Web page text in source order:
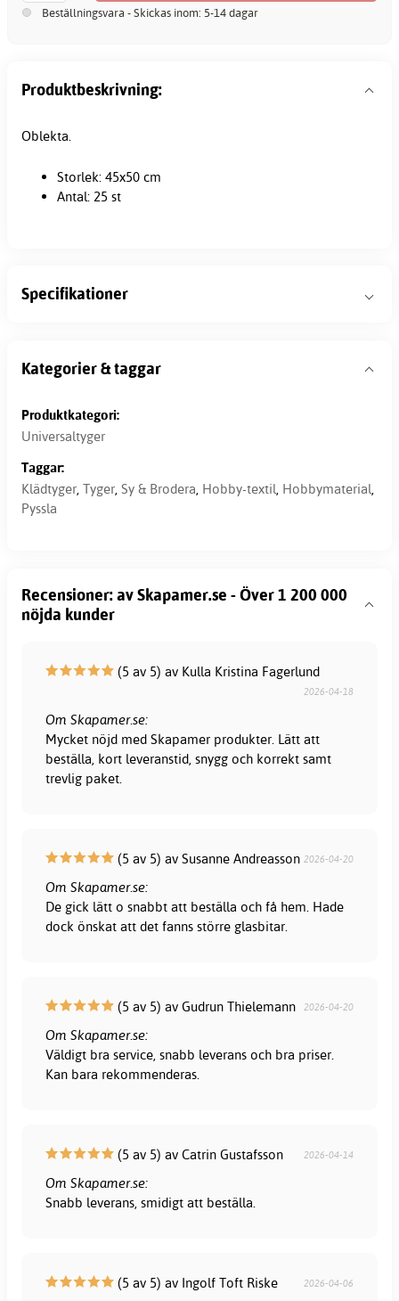
Beställningsvara - Skickas inom: 5-14 dagar
Produktbeskrivning:
Oblekta.
Storlek: 45x50 cm
Antal: 25 st
Specifikationer
Kategorier & taggar
Produktkategori:
Universaltyger
Taggar:
Klädtyger, Tyger, Sy & Brodera, Hobby-textil, Hobbymaterial,
Pyssla
Recensioner: av Skapamer.se - Över 1 200 000
nöjda kunder
(5 av 5) av Kulla Kristina Fagerlund
2026-04-18
Om Skapamer.se:
Mycket nöjd med Skapamer produkter. Lätt att
beställa, kort leveranstid, snygg och korrekt samt
trevlig paket.
(5 av 5) av Susanne Andreasson 2026-04-20
Om Skapamer.se:
De gick lätt o snabbt att beställa och få hem. Hade
dock önskat att det fanns större glasbitar.
(5 av 5) av Gudrun Thielemann 2026-04-20
Om Skapamer.se:
Väldigt bra service, snabb leverans och bra priser.
Kan bara rekommenderas.
(5 av 5) av Catrin Gustafsson 2026-04-14
Om Skapamer.se:
Snabb leverans, smidigt att beställa.
(5 av 5) av Ingolf Toft Riske 2026-04-06